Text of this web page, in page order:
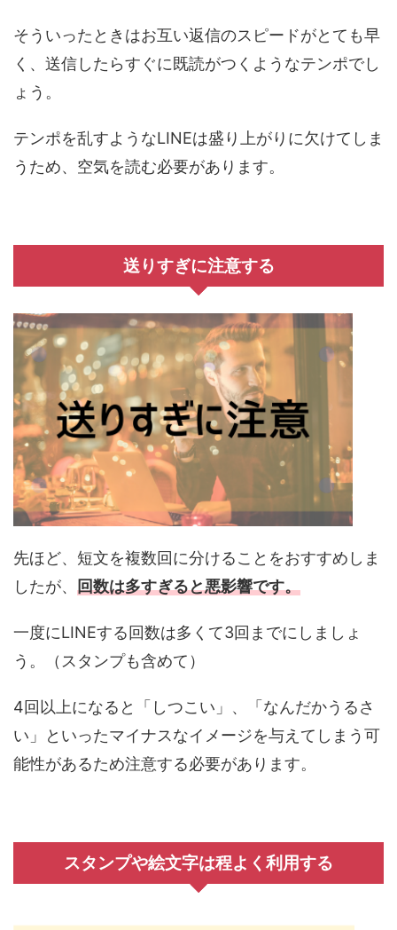
そういったときはお互い返信のスピードがとても早
く、送信したらすぐに既読がつくようなテンポでし
ょう。
テンポを乱すようなLINEは盛り上がりに欠けてしま
うため、空気を読む必要があります。
送りすぎに注意する
先ほど、短文を複数回に分けることをおすすめしま
したが、 回数は多すぎると悪影響です。
一度にLINEする回数は多くて3回までにしましょ
う。（スタンプも含めて）
4回以上になると「しつこい」、「なんだかうるさ
い」といったマイナスなイメージを与えてしまう可
能性があるため注意する必要があります。
スタンプや絵文字は程よく利用する